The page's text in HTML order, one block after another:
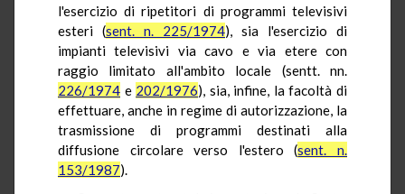
l'esercizio di ripetitori di programmi televisivi
esteri (sent. n. 225/1974), sia l'esercizio di
impianti televisivi via cavo e via etere con
raggio limitato all'ambito locale (sentt. nn.
226/1974 e 202/1976), sia, infine, la facoltà di
effettuare, anche in regime di autorizzazione, la
trasmissione di programmi destinati alla
diffusione circolare verso l'estero (sent. n.
153/1987).